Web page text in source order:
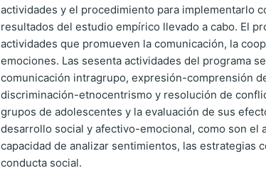
actividades y el procedimiento para implementarlo
resultados del estudio empírico llevado a cabo. El
actividades que promueven la comunicación, la
emociones. Las sesenta actividades del programa
comunicación intragrupo, expresión-comprensión
discriminación-etnocentrismo y resolución de
grupos de adolescentes y la evaluación de sus
desarrollo social y afectivo-emocional, como son el
capacidad de analizar sentimientos, las
conducta social.